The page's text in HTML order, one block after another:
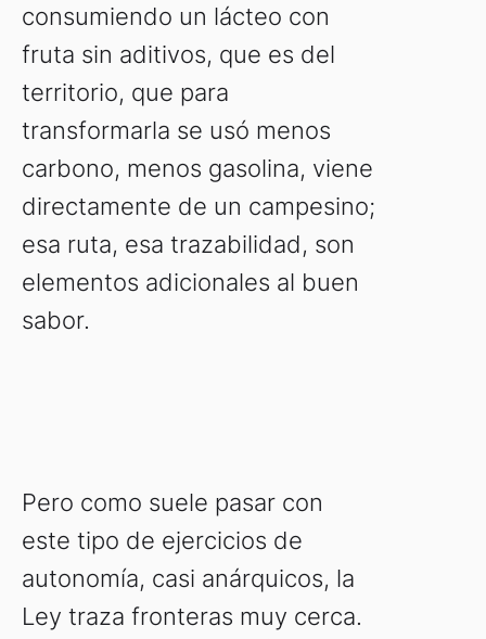
consumiendo un lácteo con
fruta sin aditivos, que es del
territorio, que para
transformarla se usó menos
carbono, menos gasolina, viene
directamente de un campesino;
esa ruta, esa trazabilidad, son
elementos adicionales al buen
sabor.
Pero como suele pasar con
este tipo de ejercicios de
autonomía, casi anárquicos, la
Ley traza fronteras muy cerca.